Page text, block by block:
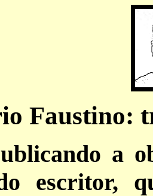
Faustino:
a
escritor,